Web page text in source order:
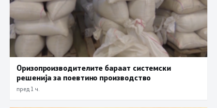
Оризопроизводителите бараат системски
решенија за поевтино производство
пред 1 ч.